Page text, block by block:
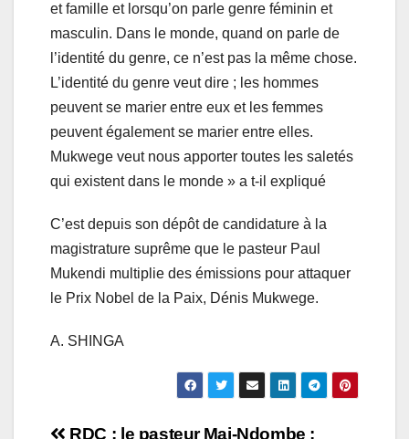
et famille et lorsqu’on parle genre féminin et
masculin. Dans le monde, quand on parle de
l’identité du genre, ce n’est pas la même chose.
L’identité du genre veut dire ; les hommes
peuvent se marier entre eux et les femmes
peuvent également se marier entre elles.
Mukwege veut nous apporter toutes les saletés
qui existent dans le monde » a t-il expliqué
C’est depuis son dépôt de candidature à la
magistrature suprême que le pasteur Paul
Mukendi multiplie des émissions pour attaquer
le Prix Nobel de la Paix, Dénis Mukwege.
A. SHINGA
Mai-Ndombe :
RDC : le pasteur